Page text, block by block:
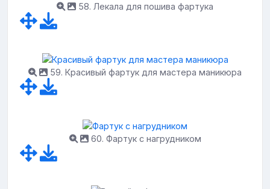
58. Лекала для пошива фартука
59. Красивый фартук для мастера маникюра
60. Фартук с нагрудником